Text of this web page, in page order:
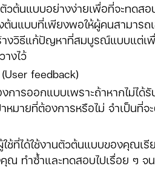
ต้นแบบอย่างง่ายเพื่อที่จะทดสอ
นแบบที่เพียงพอให้ผู้คนสามารถ
างวิธีแก้ปัญหาที่สมบูรณ์แบบแต่เ
างไว้
feedback)
ออกแบบเพราะถ้าหากไม่ได้รับ
มายที่ต้องการหรือไม่ จำเป็นที่จ
ช้ที่ได้ใช้งานตัวต้นแบบของคุณเ
ณ ทำซ้ำและทดสอบไปเรื่อย ๆ